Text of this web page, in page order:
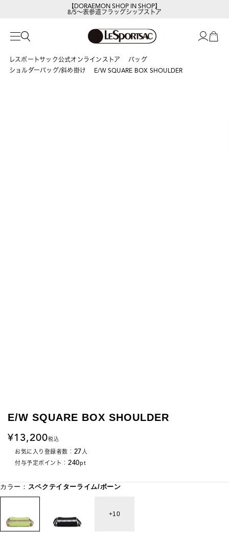
【DORAEMON SHOP IN SHOP】
8/5～表参道フラッグシップストア
レスポートサック公式オンラインストア
バッグ
ショルダーバッグ/斜め掛け
E/W SQUARE BOX SHOULDER
E/W SQUARE BOX SHOULDER
13,200税込
お気に入り登録者数： 27人
付与予定ポイント： 240pt
カラー： スペクテイターライム/ボーン
10